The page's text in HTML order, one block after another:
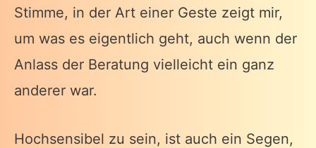
Stimme, in der Art einer Geste zeigt mir,
um was es eigentlich geht, auch wenn der
Anlass der Beratung vielleicht ein ganz
anderer war.
Hochsensibel zu sein, ist auch ein Segen,